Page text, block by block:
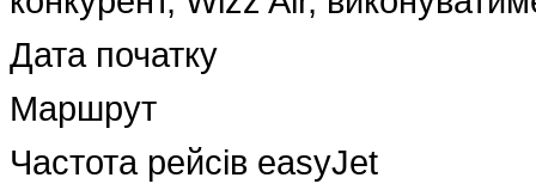
Дата початку
Маршрут
Частота рейсів easyJet